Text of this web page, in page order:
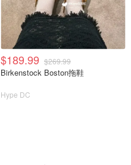
$189.99 $269.99
Birkenstock Boston拖鞋
Hype DC